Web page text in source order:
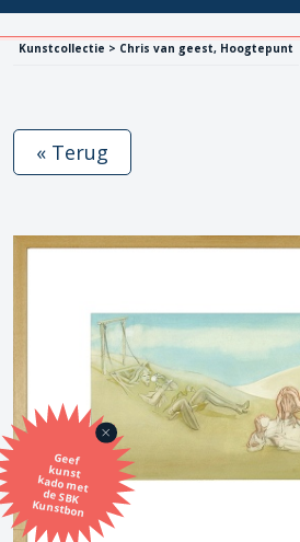
Kunstcollectie > Chris van geest, Hoogtepunt
Geef
kunst
kado met
de SBK
Kunstbon
« Terug